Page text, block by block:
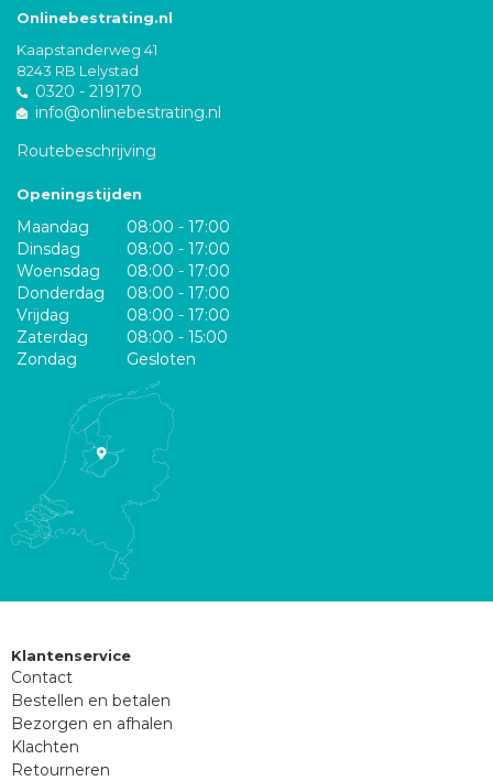
Onlinebestrating.nl
Kaapstanderweg 41
8243 RB Lelystad
0320 - 219170
info@onlinebestrating.nl
Routebeschrijving
Openingstijden
Maandag
08:00 - 17:00
Dinsdag
08:00 - 17:00
Woensdag
08:00 - 17:00
Donderdag
08:00 - 17:00
Vrijdag
08:00 - 17:00
Zaterdag
08:00 - 15:00
Zondag
Gesloten
Klantenservice
Contact
Bestellen en betalen
Bezorgen en afhalen
Klachten
Retourneren